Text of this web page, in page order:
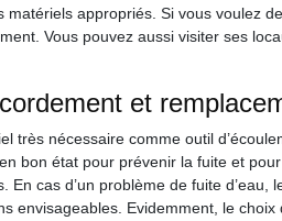
matériels appropriés. Si vous voulez
Vous pouvez aussi visiter ses
et
très nécessaire comme outil
bon état pour prévenir la fuite et
En cas d’un problème de fuite
envisageables. Evidemment, le